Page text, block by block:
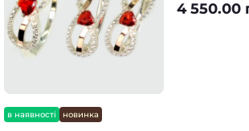
в наявності новинка
4 550.00